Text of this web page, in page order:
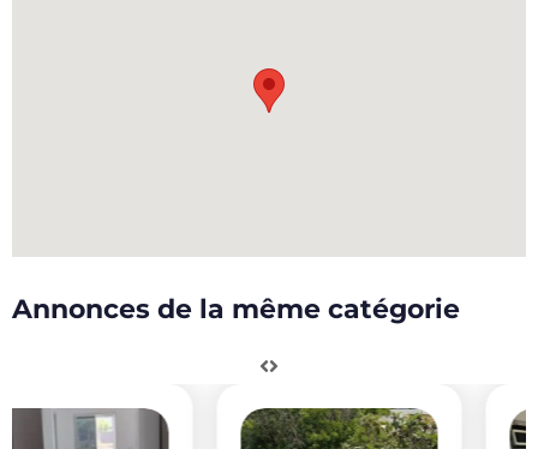
Annonces de la même catégorie